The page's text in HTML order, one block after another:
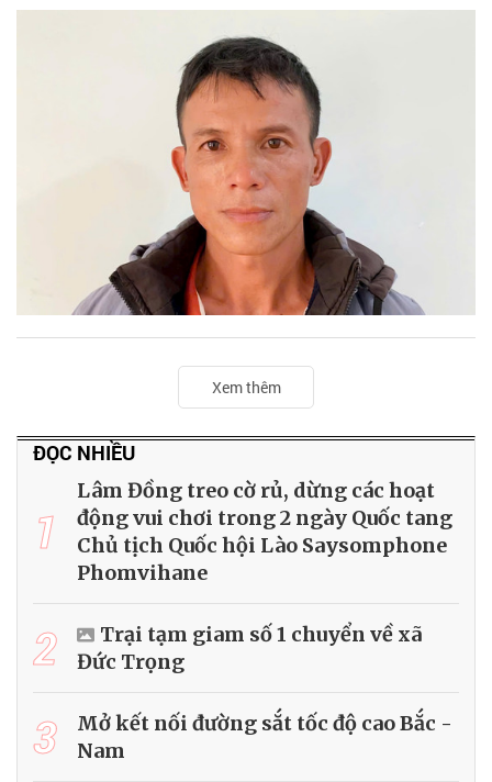
Xem thêm
ĐỌC NHIỀU
1
Lâm Đồng treo cờ rủ, dừng các hoạt
động vui chơi trong 2 ngày Quốc tang
Chủ tịch Quốc hội Lào Saysomphone
Phomvihane
2
Trại tạm giam số 1 chuyển về xã
Đức Trọng
3
Mở kết nối đường sắt tốc độ cao Bắc -
Nam